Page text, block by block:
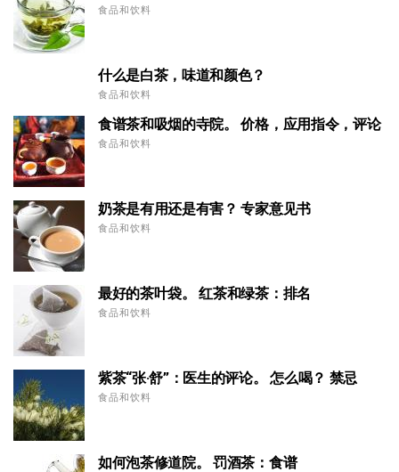
食品和饮料
什么是白茶，味道和颜色？
食品和饮料
食谱茶和吸烟的寺院。 价格，应用指令，评论
食品和饮料
奶茶是有用还是有害？ 专家意见书
食品和饮料
最好的茶叶袋。 红茶和绿茶：排名
食品和饮料
紫茶“张·舒”：医生的评论。 怎么喝？ 禁忌
食品和饮料
如何泡茶修道院。 罚酒茶：食谱